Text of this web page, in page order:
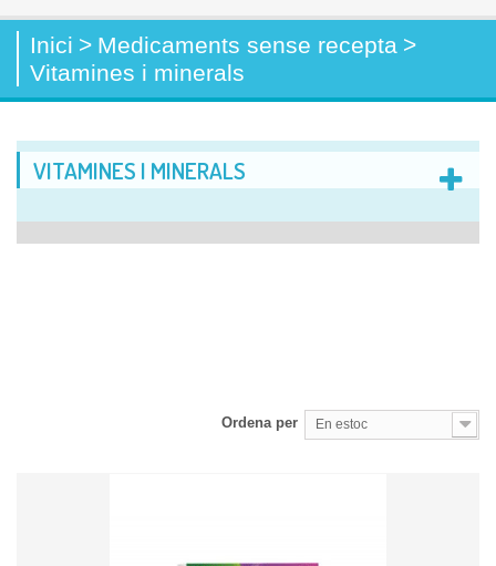
Inici > Medicaments sense recepta >
Vitamines i minerals
VITAMINES I MINERALS
Ordena per En estoc